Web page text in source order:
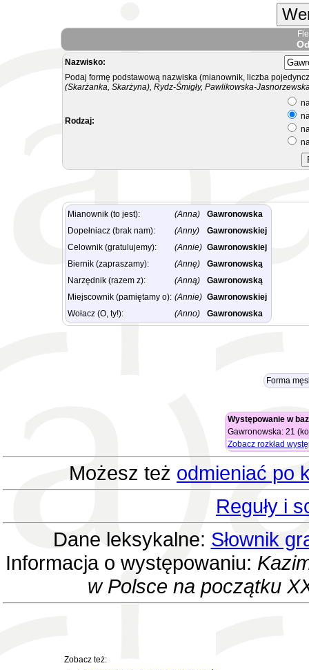
Nazwisko:
Podaj formę podstawową nazwiska (mianownik, liczba
(Skarżanka, Skarżyna), Rydz-Śmigły, Pawlikowska-
Rodzaj:
Mianownik (to jest): (Anna)
Gawronowska
Dopełniacz (brak nam):
(Anny)
Gawronowskiej
Celownik (gratulujemy):
(Annie) Gawronowskiej
Biernik (zapraszamy):
(Annę)
Gawronowską
Narzędnik (razem z):
(Anną)
Gawronowską
Miejscownik (pamiętamy o): (Annie) Gawronowskiej
Wołacz (O, ty!):
(Anno) Gawronowska
Forma
Występowanie w
Gawronowska: 21
Zobacz rozkład
Możesz też odmieniać po
Reguły i
Dane leksykalne: Słownik
Informacja o występowaniu:
w Polsce na początku
Zobacz też: